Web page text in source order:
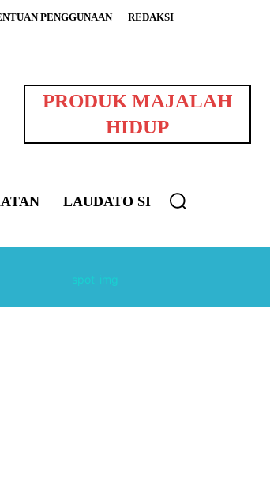
PENGGUNAAN
REDAKSI
PRODUK MAJALAH
HIDUP
LAUDATO SI